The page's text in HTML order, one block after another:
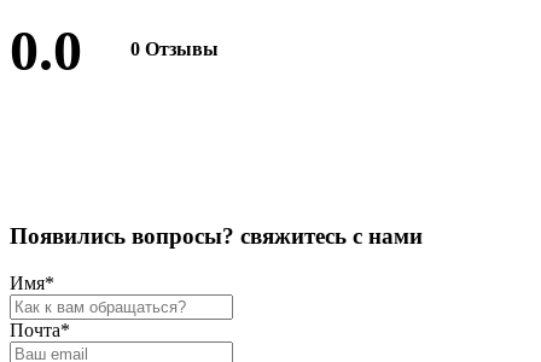
0.0 0 Отзывы
Появились вопросы? свяжитесь с нами
Имя*
Почта*